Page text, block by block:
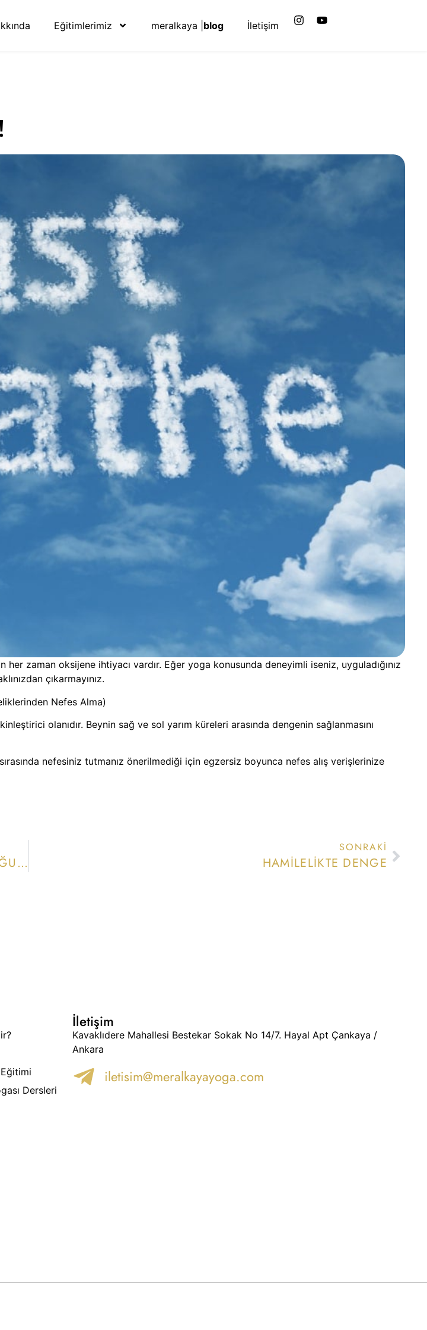
Eğitimlerimiz meralkaya | blog İletişim
zaman oksijene ihtiyacı vardır. Eğer yoga konusunda deneyimli iseniz, uyguladığınız
çıkarmayınız.
Nefes Alma)
olanıdır. Beynin sağ ve sol yarım küreleri arasında dengenin sağlanmasını
nefesiniz tutmanız önerilmediği için egzersiz boyunca nefes alış verişlerinize
DOĞUM DESTEKÇISI – DOULA NEDIR? DOĞUM KOÇLUĞU | FAYDALARI NELERDIR?
SONRAKI
HAMILELIKTE DENGE
Dersleri
İletişim
Kavaklıdere Mahallesi Bestekar Sokak No 14/7. Hayal Apt Çankaya /
Ankara
iletisim@meralkayayoga.com